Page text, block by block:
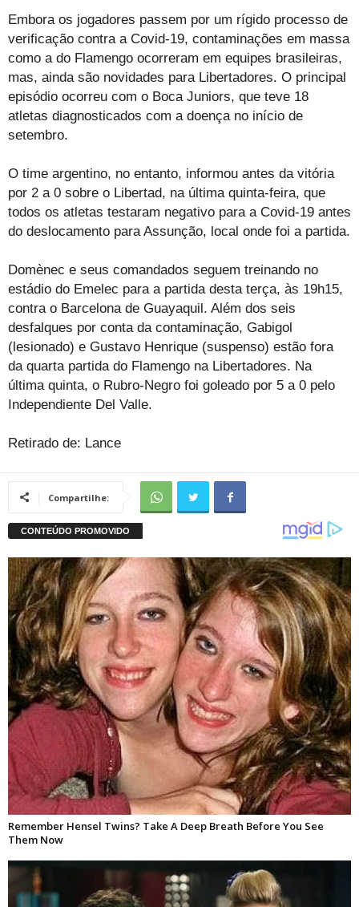
Embora os jogadores passem por um rígido processo de
verificação contra a Covid-19, contaminações em massa
como a do Flamengo ocorreram em equipes brasileiras,
mas, ainda são novidades para Libertadores. O principal
episódio ocorreu com o Boca Juniors, que teve 18
atletas diagnosticados com a doença no início de
setembro.
O time argentino, no entanto, informou antes da vitória
por 2 a 0 sobre o Libertad, na última quinta-feira, que
todos os atletas testaram negativo para a Covid-19 antes
do deslocamento para Assunção, local onde foi a partida.
Domènec e seus comandados seguem treinando no
estádio do Emelec para a partida desta terça, às 19h15,
contra o Barcelona de Guayaquil. Além dos seis
desfalques por conta da contaminação, Gabigol
(lesionado) e Gustavo Henrique (suspenso) estão fora
da quarta partida do Flamengo na Libertadores. Na
última quinta, o Rubro-Negro foi goleado por 5 a 0 pelo
Independiente Del Valle.
Retirado de: Lance
Compartilhe: